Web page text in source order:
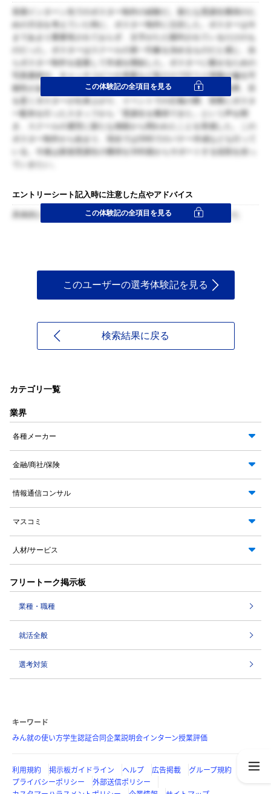
長期インターン先でのポスター制作の経験だ。新たな受講生獲得のた
めの方法を考えていた時に、ポスター制作に注目した。ポスターは今
まであまり重要視されておらず、文字がただ羅列されているだけのも
のだった。ポスターはスクールの第一印象を決めるものだと感じ、自
らポスター制作を提案して作成を開始した。ポスターに載せるための
写真素材や、キャッチコピーの考案など私だけで行うと情報が偏る可
能性があるので、周囲のインターン生に協力を募った。その結果、目
を惹くポスターが出来上がり、イベントでの広報の際、実際にポスタ
ー配布を行ったスタッフから「受講生を獲得できた」という声を聞
き、スクールの運営に新たな側面から関われたことを実感した。この
ポスター制作から始まり、現在ではSNSでのバナー作成なども行って
いる。今後は新規受講生の獲得をSNS面からサポートする役割を担っ
この体験記の全項目を見る
エントリーシート記入時に注意した点やアドバイス
具体的に自分のおこなったこと、周りの人への関わり方を書いた
この体験記の全項目を見る
このユーザーの選考体験記を見る
検索結果に戻る
カテゴリ一覧
業界
各種メーカー
金融/商社/保険
情報通信コンサル
マスコミ
人材/サービス
フリートーク掲示板
業種・職種
就活全般
選考対策
キーワード
みん就の使い方学生認証合同企業説明会インターン授業評価
利用規約 掲示板ガイドライン ヘルプ 広告掲載
グループ規約
プライバシーポリシー
外部送信ポリシー